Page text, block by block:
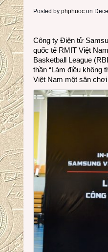
Posted by phphuoc on
Công ty Điện tử
quốc tế RMIT Việt
Basketball League
thần “Làm điều không
Việt Nam một sân